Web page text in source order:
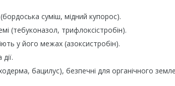
суміш, мідний купорос).
(тебуконазол, трифлоксістробін).
у його межах (азоксистробін).
бацилус), безпечні для органічного